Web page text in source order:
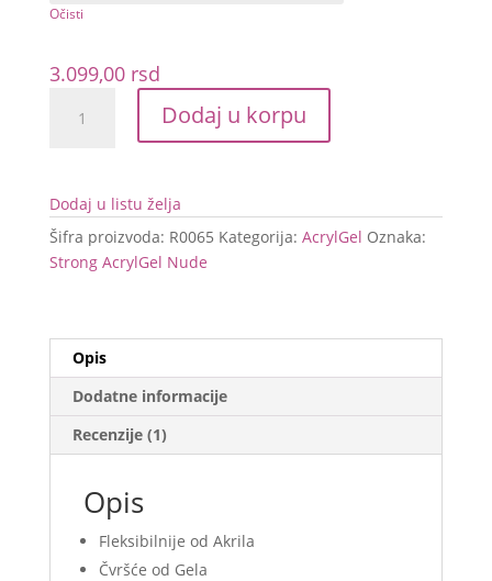
Očisti
3.099,00 rsd
AcrylGel
Dodaj u korpu
Dodaj u listu želja
Šifra proizvoda: R0065 Kategorija: AcrylGel Oznaka:
Strong AcrylGel Nude
Opis
Dodatne informacije
Recenzije (1)
Opis
Fleksibilnije od Akrila
Čvršće od Gela